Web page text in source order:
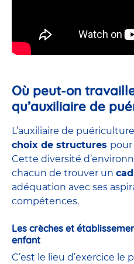
Où peut-on
qu’auxiliaire de
L’auxiliaire de
choix de structures pour
Cette diversité
chacun de trouver un
adéquation avec ses
compétences.
Les crèches et
enfant
C’est le lieu d’exercice